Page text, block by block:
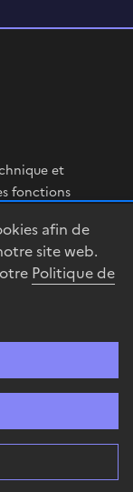
afin de
site web.
Politique de
et
fonctions
par des tiers,
Etalab-2.0